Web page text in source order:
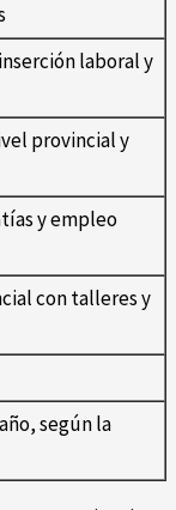
laboral y
provincial y
y empleo
con talleres y
según la